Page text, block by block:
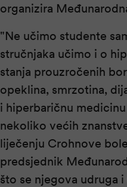
organizira
"Ne učimo studente
stručnjaka učimo i o
stanja prouzročenih
opeklina, smrzotina,
i hiperbaričnu
nekoliko većih
liječenju Crohnove
predsjednik
što se njegova udruga